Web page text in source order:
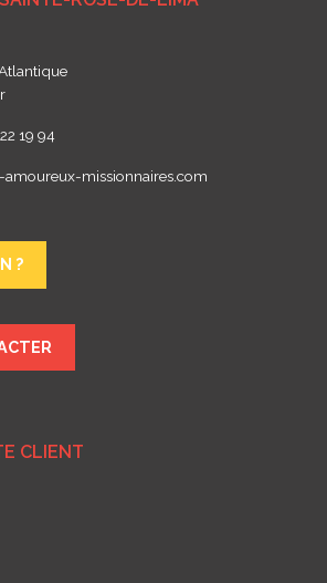
19 94
missionnaires.com
?
CLIENT